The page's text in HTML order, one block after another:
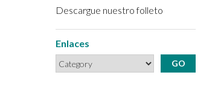
Descargue nuestro folleto
Enlaces